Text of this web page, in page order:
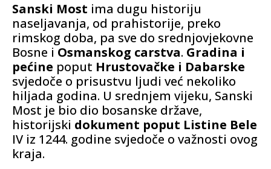
Sanski Most ima dugu historiju
naseljavanja, od prahistorije, preko
rimskog doba, pa sve do srednjovjekovne
Bosne i Osmanskog carstva. Gradina i
pećine poput Hrustovačke i Dabarske
svjedoče o prisustvu ljudi već nekoliko
hiljada godina. U srednjem vijeku, Sanski
Most je bio dio bosanske države,
historijski dokument poput Listine Bele
IV iz 1244. godine svjedoče o važnosti ovog
kraja.